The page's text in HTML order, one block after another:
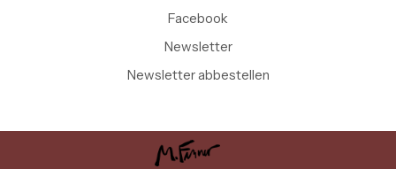
Facebook
Newsletter
Newsletter abbestellen